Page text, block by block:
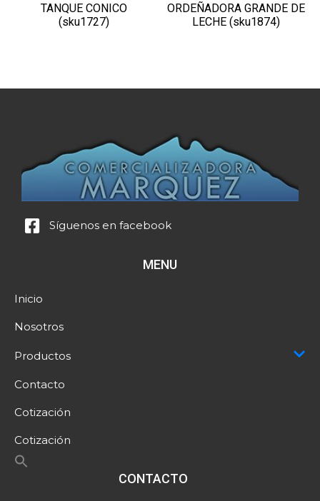
TANQUE CONICO
(sku1727)
ORDEÑADORA GRANDE DE
LECHE (sku1874)
Síguenos en facebook
MENU
Inicio
Nosotros
Productos
Contacto
Cotización
Cotización
CONTACTO